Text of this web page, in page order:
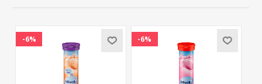
-6% -6%